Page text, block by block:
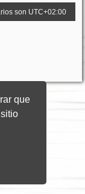
que
son UTC+02:00